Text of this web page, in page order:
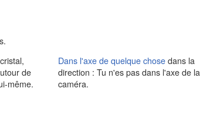
de
même.
Dans l'axe de quelque chose dans la
direction : Tu n'es pas dans l'axe de la
caméra.